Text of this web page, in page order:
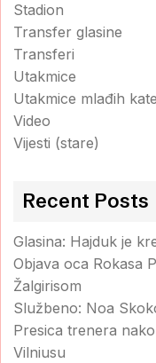
Stadion
Transfer glasine
Transferi
Utakmice
Utakmice mlađih
Video
Vijesti (stare)
Recent Posts
Glasina: Hajduk je
Objava oca Rokasa
Žalgirisom
Službeno: Noa
Presica trenera
Vilniusu